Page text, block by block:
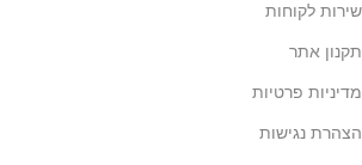
שירות לקוחות
תקנון אתר
מדיניות פרטיות
הצהרת נגישות